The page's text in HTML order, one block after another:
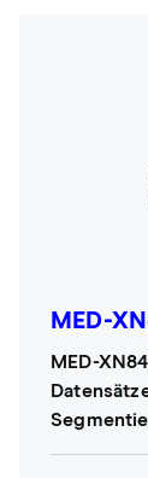
MED-
MED-